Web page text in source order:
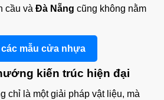
cầu và Đà Nẵng cũng không nằm
các mẫu cửa nhựa
kiến trúc hiện đại
chỉ là một giải pháp vật liệu, mà